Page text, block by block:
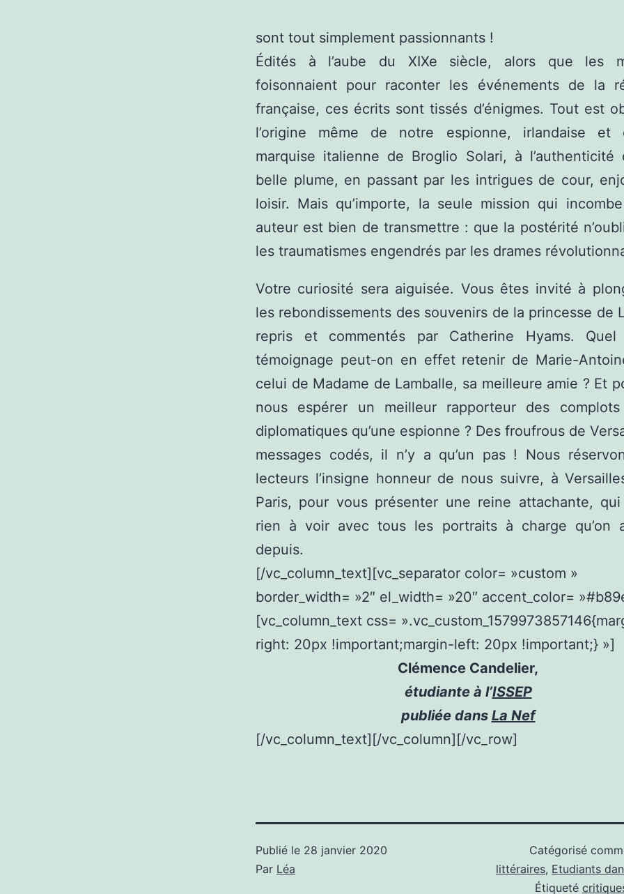
sont tout simplement passionnants !
Édités à l’aube du XIXe siècle, alors que les
foisonnaient pour raconter les événements de la
française, ces écrits sont tissés d’énigmes. Tout est
l’origine même de notre espionne, irlandaise et
marquise italienne de Broglio Solari, à l’authenticité
belle plume, en passant par les intrigues de cour,
loisir. Mais qu’importe, la seule mission qui
auteur est bien de transmettre : que la postérité
les traumatismes engendrés par les drames
Votre curiosité sera aiguisée. Vous êtes invité à
les rebondissements des souvenirs de la princesse de
repris et commentés par Catherine Hyams. Quel
témoignage peut-on en effet retenir de Marie-
celui de Madame de Lamballe, sa meilleure amie ? Et
nous espérer un meilleur rapporteur des
diplomatiques qu’une espionne ? Des froufrous de
messages codés, il n’y a qu’un pas ! Nous
lecteurs l’insigne honneur de nous suivre, à
Paris, pour vous présenter une reine attachante, qui
rien à voir avec tous les portraits à charge qu’on
depuis.
[/vc_column_text][vc_separator color= »custom »
border_width= »2″ el_width= »20″ accent_color=
[vc_column_text css=
right: 20px !important;margin-left: 20px !important;} »]
Clémence Candelier,
étudiante à l’ISSEP
publiée dans La Nef
[/vc_column_text][/vc_column][/vc_row]
Publié le 28 janvier 2020
Par Léa
Catégorisé
littéraires, Etudiants
Étiqueté